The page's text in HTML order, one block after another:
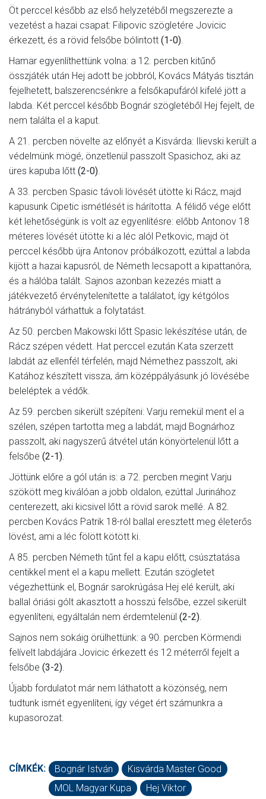
Öt perccel később az első helyzetéből megszerezte a
vezetést a hazai csapat: Filipovic szögletére Jovicic
érkezett, és a rövid felsőbe bólintott (1-0).
Hamar egyenlíthettünk volna: a 12. percben kitűnő
összjáték után Hej adott be jobbról, Kovács Mátyás tisztán
fejelhetett, balszerencsénkre a felsőkapufáról kifelé jött a
labda. Két perccel később Bognár szögletéből Hej fejelt, de
nem találta el a kaput.
A 21. percben növelte az előnyét a Kisvárda: Ilievski került a
védelmünk mögé, önzetlenül passzolt Spasichoz, aki az
üres kapuba lőtt (2-0).
A 33. percben Spasic távoli lövését ütötte ki Rácz, majd
kapusunk Cipetic ismétlését is hárította. A félidő vége előtt
két lehetőségünk is volt az egyenlítésre: előbb Antonov 18
méteres lövését ütötte ki a léc alól Petkovic, majd öt
perccel később újra Antonov próbálkozott, ezúttal a labda
kijött a hazai kapusról, de Németh lecsapott a kipattanóra,
és a hálóba talált. Sajnos azonban kezezés miatt a
játékvezető érvénytelenítette a találatot, így kétgólos
hátrányból várhattuk a folytatást.
Az 50. percben Makowski lőtt Spasic lekészítése után, de
Rácz szépen védett. Hat perccel ezután Kata szerzett
labdát az ellenfél térfelén, majd Némethez passzolt, aki
Katához készített vissza, ám középpályásunk jó lövésébe
beleléptek a védők.
Az 59. percben sikerült szépíteni: Varju remekül ment el a
szélen, szépen tartotta meg a labdát, majd Bognárhoz
passzolt, aki nagyszerű átvétel után könyörtelenül lőtt a
felsőbe (2-1).
Jöttünk előre a gól után is: a 72. percben megint Varju
szökött meg kiválóan a jobb oldalon, ezúttal Jurinához
centerezett, aki kicsivel lőtt a rövid sarok mellé. A 82.
percben Kovács Patrik 18-ról ballal eresztett meg életerős
lövést, ami a léc fölött kötött ki.
A 85. percben Németh tűnt fel a kapu előtt, csúsztatása
centikkel ment el a kapu mellett. Ezután szögletet
végezhettünk el, Bognár sarokrúgása Hej elé került, aki
ballal óriási gólt akasztott a hosszú felsőbe, ezzel sikerült
egyenlíteni, egyáltalán nem érdemtelenül (2-2).
Sajnos nem sokáig örülhettünk: a 90. percben Körmendi
felívelt labdájára Jovicic érkezett és 12 méterről fejelt a
felsőbe (3-2).
Újabb fordulatot már nem láthatott a közönség, nem
tudtunk ismét egyenlíteni, így véget ért számunkra a
kupasorozat.
CÍMKÉK: Bognár István
Kisvárda Master Good
MOL Magyar Kupa
Hej Viktor